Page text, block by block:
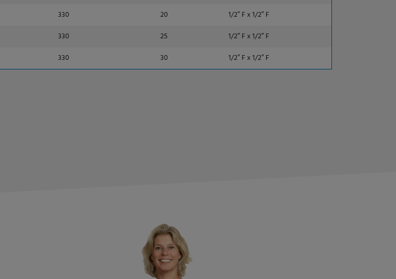
330 20
1/2″ F x 1/2″ F
330 25
1/2″ F x 1/2″ F
330 30 1/2″ F x 1/2″ F